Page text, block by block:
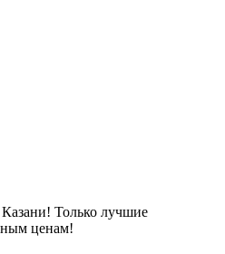
Только лучшие
ценам!